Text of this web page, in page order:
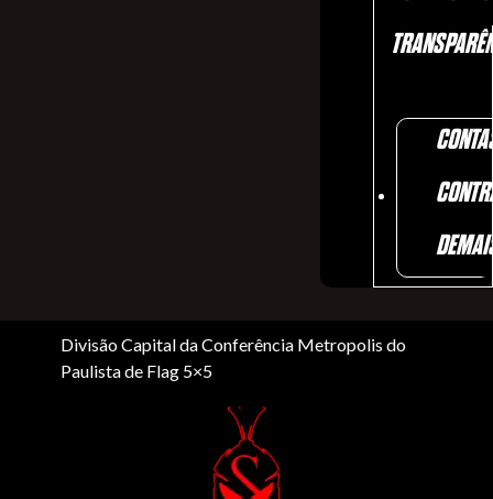
Divisão Capital da Conferência Metropolis do
Paulista de Flag 5×5